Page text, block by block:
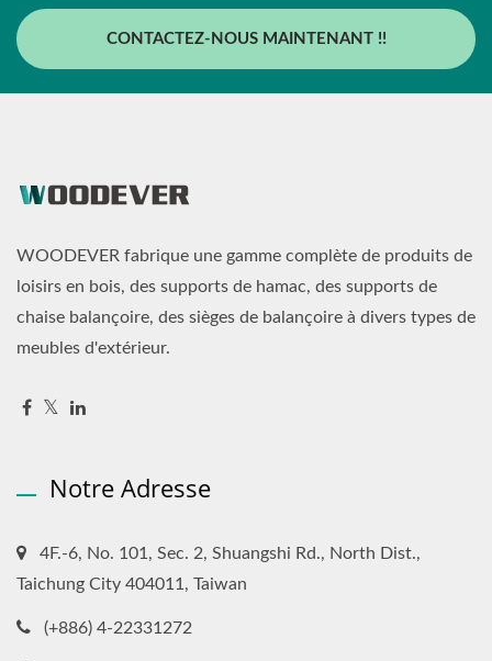
CONTACTEZ-NOUS MAINTENANT !!
WOODEVER fabrique une gamme complète de produits de
loisirs en bois, des supports de hamac, des supports de
chaise balançoire, des sièges de balançoire à divers types de
meubles d'extérieur.
Notre Adresse
4F.-6, No. 101, Sec. 2, Shuangshi Rd., North Dist.,
Taichung City 404011, Taiwan
(+886) 4-22331272